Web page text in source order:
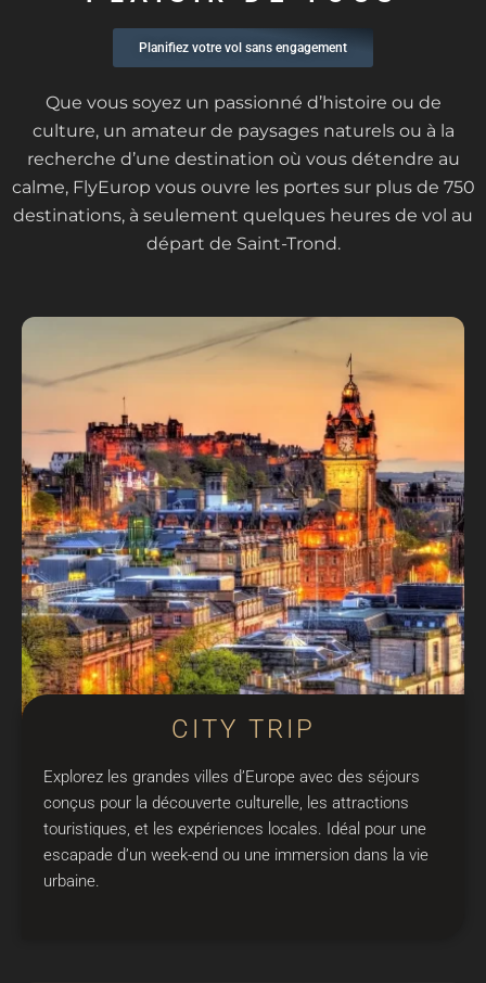
Planifiez votre vol sans engagement
Que vous soyez un passionné d’histoire ou de
culture, un amateur de paysages naturels ou à la
recherche d’une destination où vous détendre au
calme, FlyEurop vous ouvre les portes sur plus de 750
destinations, à seulement quelques heures de vol au
départ de Saint-Trond.
CITY TRIP
Explorez les grandes villes d’Europe avec des séjours
conçus pour la découverte culturelle, les attractions
touristiques, et les expériences locales. Idéal pour une
escapade d’un week-end ou une immersion dans la vie
urbaine.